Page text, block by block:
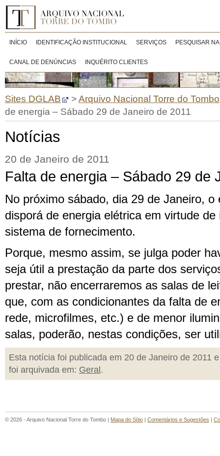
INÍCIO IDENTIFICAÇÃO INSTITUCIONAL SERVIÇOS PESQUISAR
CANAL DE DENÚNCIAS INQUÉRITO CLIENTES
Sites DGLAB >Arquivo Nacional Torre do Tombo
de energia – Sábado 29 de Janeiro de 2011
Notícias
20 de Janeiro de 2011
Falta de energia – Sábado 29 de
No próximo sábado, dia 29 de Janeiro,
disporá de energia elétrica em virtude
sistema de fornecimento.
Porque, mesmo assim, se julga poder
seja útil a prestação da parte dos
prestar, não encerraremos as salas de
que, com as condicionantes da falta de
rede, microfilmes, etc.) e de menor
salas, poderão, nestas condições, ser
Esta notícia foi publicada em 20 de Janeiro de 2011 e
foi arquivada em: Geral .
© 2026 - Arquivo Nacional Torre do Tombo | Mapa do Sítio | Comentários e Sugestões |